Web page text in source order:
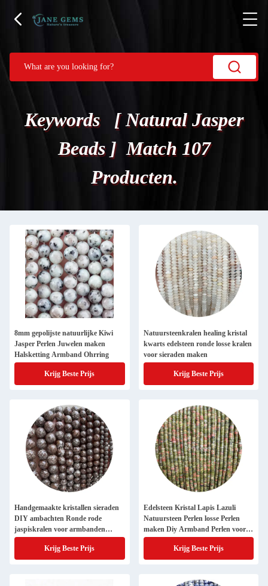
Keywords [ Natural Jasper
Beads ] Match 107
Producten.
8mm gepolijste natuurlijke Kiwi
Jasper Perlen Juwelen maken
Halsketting Armband Ohrring
Krijg Beste Prijs
Natuursteenkralen healing kristal
kwarts edelsteen ronde losse kralen
voor sieraden maken
Krijg Beste Prijs
Handgemaakte kristallen sieraden
DIY ambachten Ronde rode
jaspiskralen voor armbanden
halskettingen
Krijg Beste Prijs
Edelsteen Kristal Lapis Lazuli
Natuursteen Perlen losse Perlen
maken Diy Armband Perlen voor
het maken van juwelen
Krijg Beste Prijs